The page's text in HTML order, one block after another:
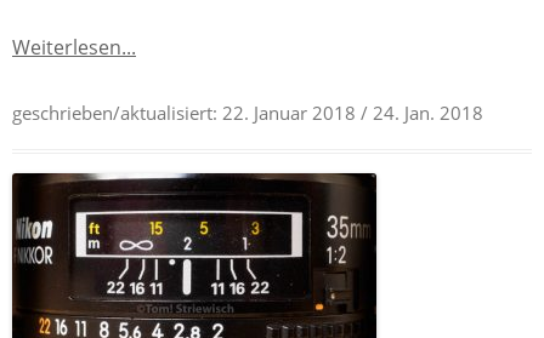
Weiterlesen...
geschrieben/aktualisiert: 22. Januar 2018 / 24. Jan. 2018